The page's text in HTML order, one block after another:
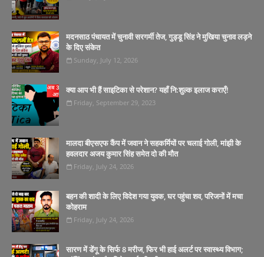
मदनसाठ पंचायत में चुनावी सरगर्मी तेज, गुड्डू सिंह ने मुखिया चुनाव लड़ने
के दिए संकेत
Sunday, July 12, 2026
क्या आप भी हैं साइटिका से परेशान? यहाँ नि:शुल्क इलाज कराएँ!
Friday, September 29, 2023
मालदा बीएसएफ कैंप में जवान ने सहकर्मियों पर चलाई गोली, मांझी के
हवलदार अजय कुमार सिंह समेत दो की मौत
Friday, July 24, 2026
बहन की शादी के लिए विदेश गया युवक, घर पहुंचा शव, परिजनों में मचा
कोहराम
Friday, July 24, 2026
सारण में डेंगू के सिर्फ 8 मरीज, फिर भी हाई अलर्ट पर स्वास्थ्य विभाग;